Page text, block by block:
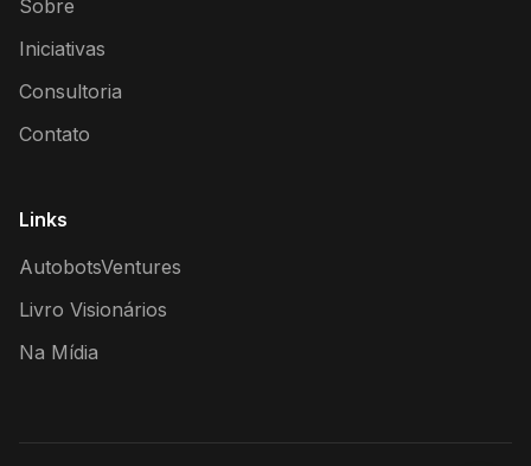
Sobre
Iniciativas
Consultoria
Contato
Links
AutobotsVentures
Livro Visionários
Na Mídia